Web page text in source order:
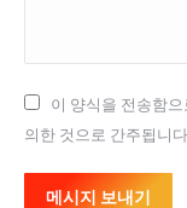
이 양식을 전송함
의한 것으로 간주됩니
메시지 보내기